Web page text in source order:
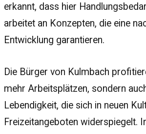
erkannt, dass hier
arbeitet an Konzepten, die eine
Entwicklung garantieren.
Die Bürger von Kulmbach
mehr Arbeitsplätzen, sondern
Lebendigkeit, die sich in neuen
Freizeitangeboten widerspiegelt.